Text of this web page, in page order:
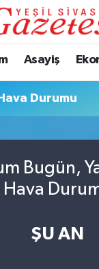
Asayiş
Durumu
Bugün,
Hava
ŞU AN
Durumu ve